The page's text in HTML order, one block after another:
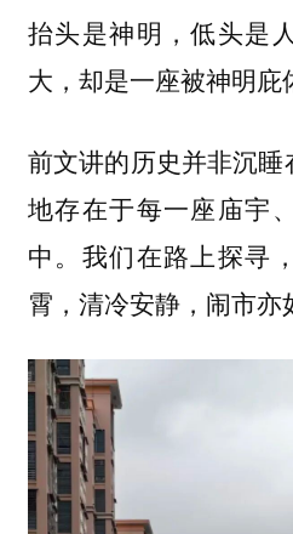
抬头是神明，低头是人
大，却是一座被神明庇
前文讲的历史并非沉
地存在于每一座庙宇
中。我们在路上探寻
霄，清冷安静，闹市亦